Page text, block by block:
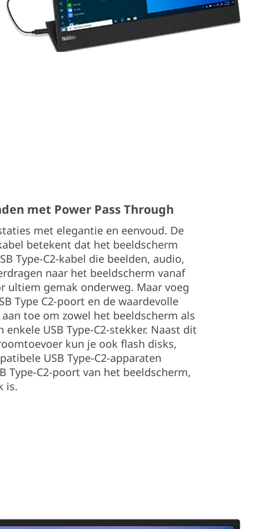
met Power Pass Through
met elegantie en eenvoud. De
betekent dat het beeldscherm
Type-C2-kabel die beelden, audio,
naar het beeldscherm vanaf
ultiem gemak onderweg. Maar voeg
Type C2-poort en de waardevolle
toe om zowel het beeldscherm als
USB Type-C2-stekker. Naast dit
kun je ook flash disks,
USB Type-C2-apparaten
Type-C2-poort van het beeldscherm,
is.